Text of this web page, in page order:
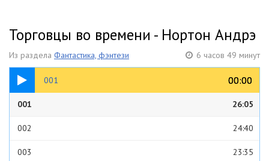
Торговцы во времени - Нортон Андрэ
Из раздела Фантастика, фэнтези 6 часов 49 минут
001 00:00
00:00
26:05
001 26:05
002 24:40
003 23:35